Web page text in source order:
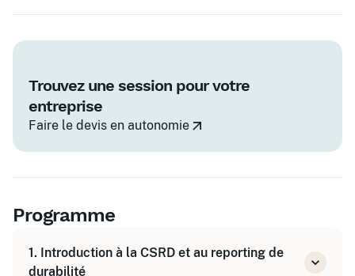
Trouvez une session pour votre
entreprise
Faire le devis en autonomie
Programme
1. Introduction à la CSRD et au reporting de
durabilité